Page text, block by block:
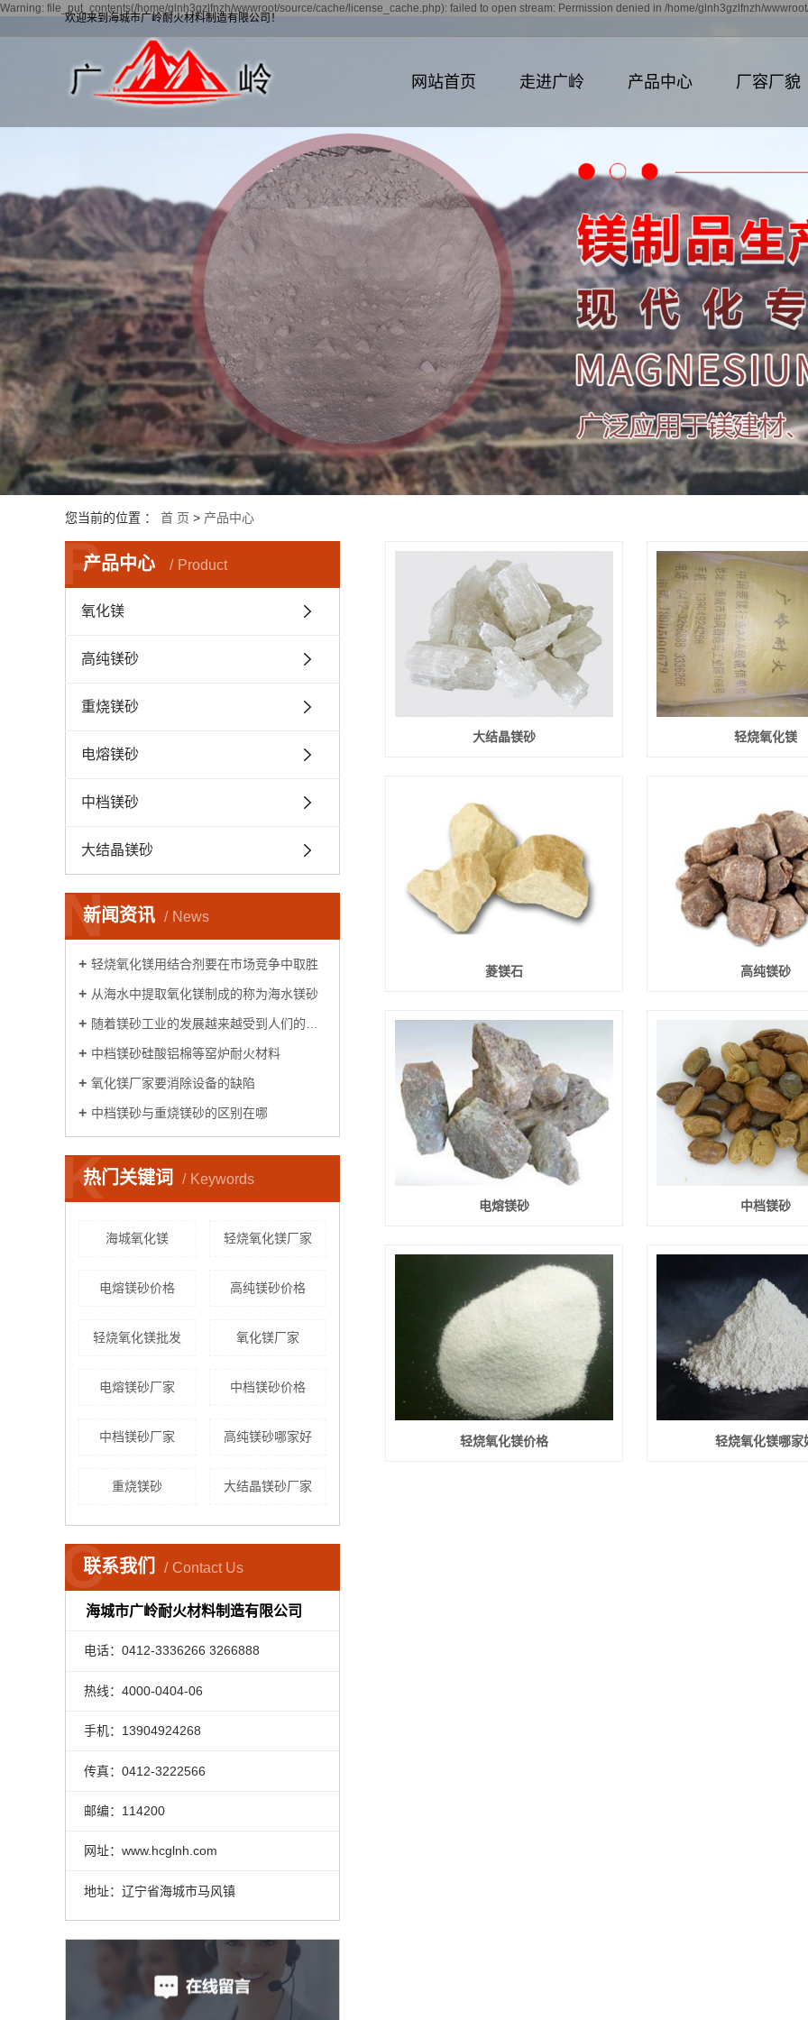
Warning: file_put_contents(/home/glnh3gzlfnzh/wwwroot/source/cache/license_cache.php): failed to open stream: Permission denied in /home/glnh3gzlfnzh/
欢迎来到海城市广岭耐火材料制造有限公司！
网站首页 走进广岭
资质荣誉
产品中心
高纯镁砂
重烧镁砂
电熔镁砂
中档镁砂
大结晶镁砂
厂容厂貌
您当前的位置 ： 首 页 > 产品中心
产品中心 Product
P
氧化镁
高纯镁砂
重烧镁砂
电熔镁砂
中档镁砂
大结晶镁砂
新闻资讯 News
N
轻烧氧化镁用结合剂要在市场竞争中取胜
从海水中提取氧化镁制成的称为海水镁砂
随着镁砂工业的发展越来越受到人们的重视
中档镁砂硅酸铝棉等窑炉耐火材料
氧化镁厂家要消除设备的缺陷
中档镁砂与重烧镁砂的区别在哪
热门关键词 Keywords
K
海城氧化镁 轻烧氧化镁厂家
电熔镁砂价格 高纯镁砂价格
轻烧氧化镁批发 氧化镁厂家
电熔镁砂厂家 中档镁砂价格
中档镁砂厂家 高纯镁砂哪家好
重烧镁砂 大结晶镁砂厂家
联系我们 Contact Us
C
海城市广岭耐火材料制造有限公司
电话：0412-3336266 3266888
热线：4000-0404-06
手机：13904924268
传真：0412-3222566
邮编：114200
网址：www.hcglnh.com
地址：辽宁省海城市马风镇
大结晶镁砂 轻烧氧化镁
菱镁石 高纯镁砂
电熔镁砂 中档镁砂
轻烧氧化镁价格 轻烧氧化镁哪家